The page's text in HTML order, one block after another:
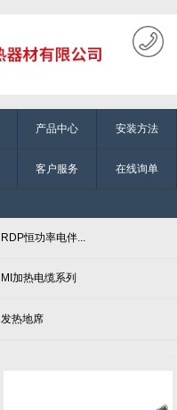
产品中心 安装方法
客户服务 在线询单
RDP恒功率电伴...
MI加热电缆系列
发热地席